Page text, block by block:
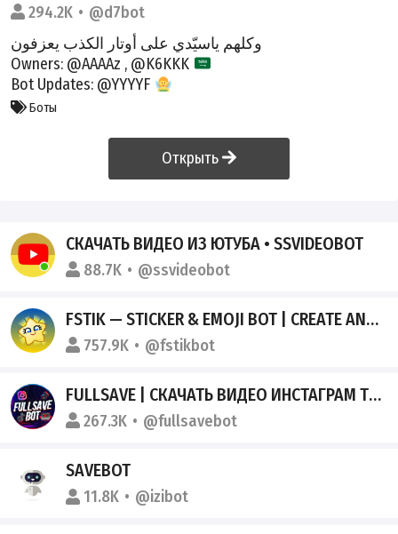
294.2K
@d7bot
وكلهم ياسيّدي على أوتار الكذب يعزفون
Owners: @AAAAz , @K6KKK
Bot Updates: @YYYYF
Боты
Открыть
СКАЧАТЬ ВИДЕО ИЗ ЮТУБА • SSVIDEOBOT
88.7K @ssvideobot
FSTIK — STICKER & EMOJI BOT | CREATE AND SEARCH
757.9K @fstikbot
FULLSAVE | СКАЧАТЬ ВИДЕО ИНСТАГРАМ ТИКТОК
267.3K @fullsavebot
SAVEBOT
11.8K @izibot